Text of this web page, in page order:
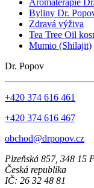
Aromaterapie
Byliny Dr.
Zdravá výživa
Tea Tree Oil
Mumio (Shilajit)
Dr. Popov
+420 374 616 461
+420 374 616 467
obchod@drpopov.cz
Plzeňská 857, 348 15
Česká republika
IČ: 26 32 48 81